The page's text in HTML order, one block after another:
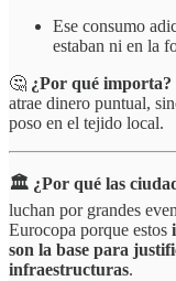
Ese consumo
estaban ni en la
🤔 ¿Por qué importa?
atrae dinero puntual,
poso en el tejido local.
🏛️ ¿Por qué las
luchan por grandes
Eurocopa porque estos
son la base para
infraestructuras.